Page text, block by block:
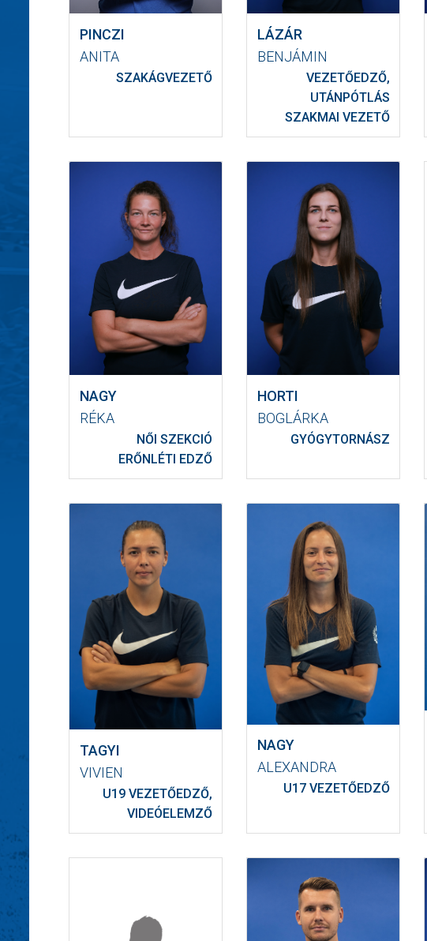
PINCZI
ANITA
SZAKÁGVEZETŐ
LÁZÁR
BENJÁMIN
VEZETŐEDZŐ,
UTÁNPÓTLÁS
SZAKMAI VEZETŐ
NAGY
RÉKA
NŐI SZEKCIÓ
ERŐNLÉTI EDZŐ
HORTI
BOGLÁRKA
GYÓGYTORNÁSZ
TAGYI
VIVIEN
U19 VEZETŐEDZŐ,
VIDEÓELEMZŐ
NAGY
ALEXANDRA
U17 VEZETŐEDZŐ